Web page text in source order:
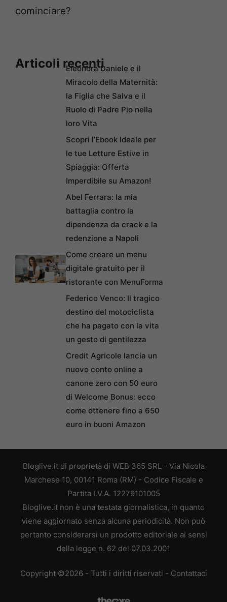
cominciare?
Articoli recentiEleonora Daniele e il
Miracolo della Maternità:
la Figlia che Salva e il
Ruolo di Padre Pio nella
loro Vita
Scopri l’Ebook Ideale per
le tue Letture Estive in
Spiaggia: Offerta
Imperdibile su Amazon!
Abel Ferrara: la mia
battaglia contro la
dipendenza da crack e la
redenzione a Napoli
Come creare un menu
digitale gratuito per il
ristorante con MenuForma
Federico Venco: Il tragico
destino del motociclista
che ha pagato con la vita
un gesto di gentilezza
Credit Agricole lancia un
nuovo conto online a
canone zero con 50 euro
di Welcome Bonus: ecco
come ottenere fino a 650
euro in buoni Amazon
Bloglive.it di proprietà di WEB 365 SRL - Via Nicola
Marchese 10, 00141 Roma (RM) - Codice Fiscale e
Partita I.V.A. 12279101005
Bloglive.it non è una testata giornalistica, in quanto
viene aggiornato senza alcuna periodicità. Non può
pertanto considerarsi un prodotto editoriale ai sensi
della legge n. 62 del 07.03.2001
Copyright ©2026 - Tutti i diritti riservati - Contattaci